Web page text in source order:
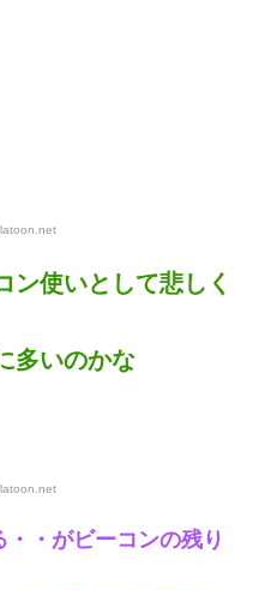
ン使いとして悲しく
多いのかな
・がビーコンの残り